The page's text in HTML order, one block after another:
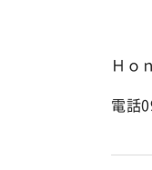
Ｈ
電話